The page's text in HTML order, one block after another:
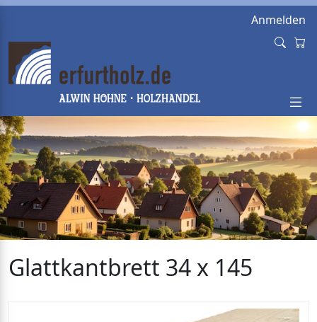
Anmelden
Glattkantbrett 34 x 145